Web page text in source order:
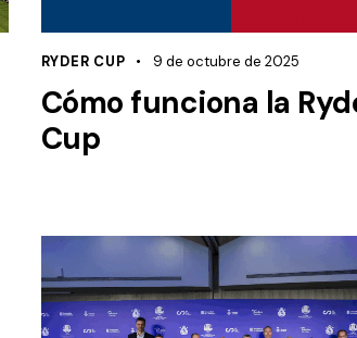
RYDER CUP 9 de octubre de 2025
Cómo funciona la
Cup